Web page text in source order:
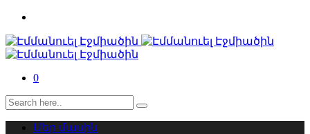
0
Մեր մասին